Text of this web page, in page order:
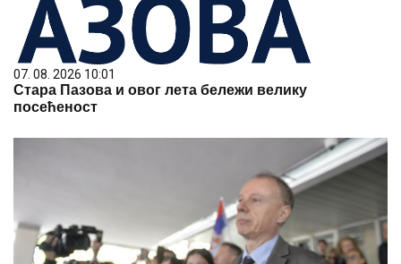
07. 08. 2026 10:01
Стара Пазова и овог лета бележи велику
посећеност